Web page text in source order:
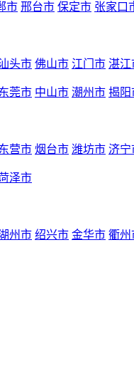
市 邢台市 保定市 张家口
头市 佛山市 江门市 湛江
莞市 中山市 潮州市 揭阳
营市 烟台市 潍坊市 济宁
泽市
州市 绍兴市 金华市 衢州